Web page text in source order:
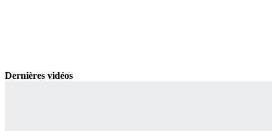
Dernières vidéos